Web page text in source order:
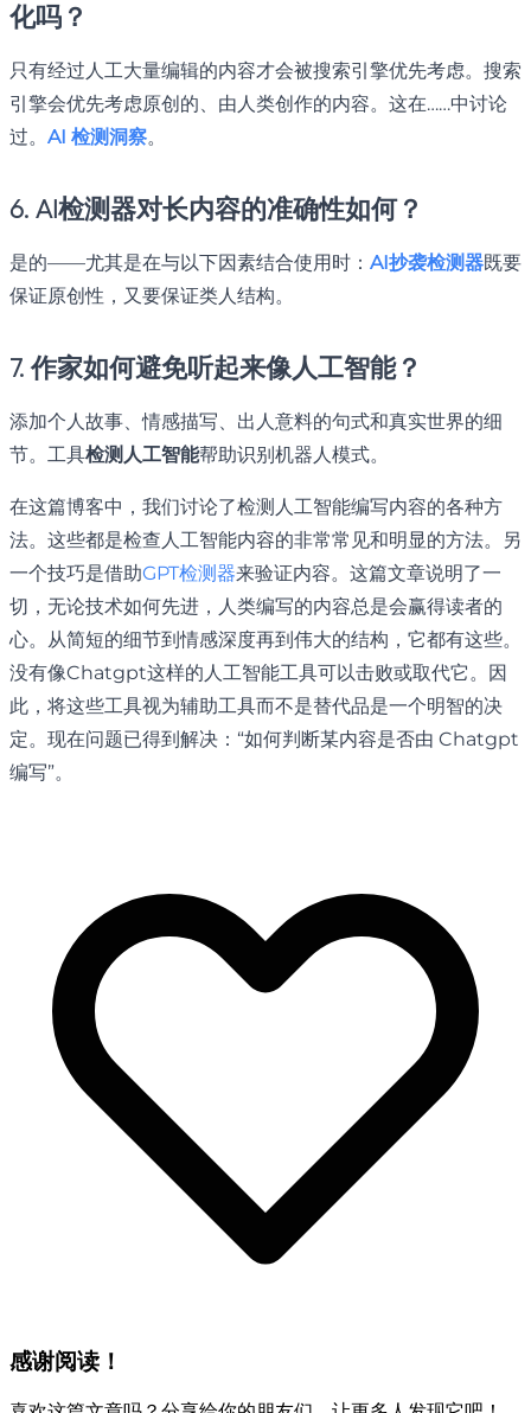
化吗？
只有经过人工大量编辑的内容才会被搜索引擎优先考虑。搜索
引擎会优先考虑原创的、由人类创作的内容。这在……中讨论
过。 AI 检测洞察。
6. AI检测器对长内容的准确性如何？
是的——尤其是在与以下因素结合使用时： AI抄袭检测器既要
保证原创性，又要保证类人结构。
7. 作家如何避免听起来像人工智能？
添加个人故事、情感描写、出人意料的句式和真实世界的细
节。工具检测人工智能帮助识别机器人模式。
在这篇博客中，我们讨论了检测人工智能编写内容的各种方
法。这些都是检查人工智能内容的非常常见和明显的方法。另
一个技巧是借助GPT检测器来验证内容。这篇文章说明了一
切，无论技术如何先进，人类编写的内容总是会赢得读者的
心。从简短的细节到情感深度再到伟大的结构，它都有这些。
没有像Chatgpt这样的人工智能工具可以击败或取代它。因
此，将这些工具视为辅助工具而不是替代品是一个明智的决
定。现在问题已得到解决：“如何判断某内容是否由 Chatgpt
编写”。
感谢阅读！